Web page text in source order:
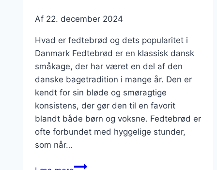
Af 22. december 2024
Hvad er fedtebrød og dets popularitet i
Danmark Fedtebrød er en klassisk dansk
småkage, der har været en del af den
danske bagetradition i mange år. Den er
kendt for sin bløde og smøragtige
konsistens, der gør den til en favorit
blandt både børn og voksne. Fedtebrød er
ofte forbundet med hyggelige stunder,
som når…
Fedtebrød